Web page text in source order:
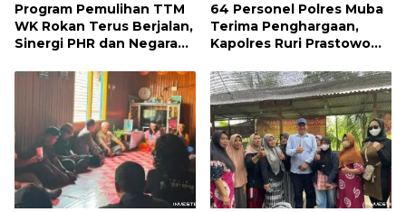
Program Pemulihan TTM
WK Rokan Terus Berjalan,
Sinergi PHR dan Negara
Lingkungan dan Manfaat
Ekonomi Daerah
64 Personel Polres Muba
Terima Penghargaan,
Kapolres Ruri Prastowo
Prestasi Anggota